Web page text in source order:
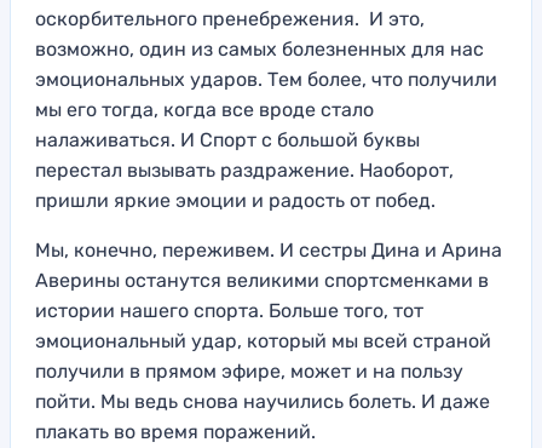
оскорбительного пренебрежения. И это,
возможно, один из самых болезненных для нас
эмоциональных ударов. Тем более, что получили
мы его тогда, когда все вроде стало
налаживаться. И Спорт с большой буквы
перестал вызывать раздражение. Наоборот,
пришли яркие эмоции и радость от побед.
Мы, конечно, переживем. И сестры Дина и Арина
Аверины останутся великими спортсменками в
истории нашего спорта. Больше того, тот
эмоциональный удар, который мы всей страной
получили в прямом эфире, может и на пользу
пойти. Мы ведь снова научились болеть. И даже
плакать во время поражений.